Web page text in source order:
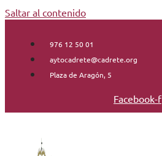
Saltar al contenido
976 12 50 01
aytocadrete@cadrete.org
Plaza de Aragón, 5
Facebook-f